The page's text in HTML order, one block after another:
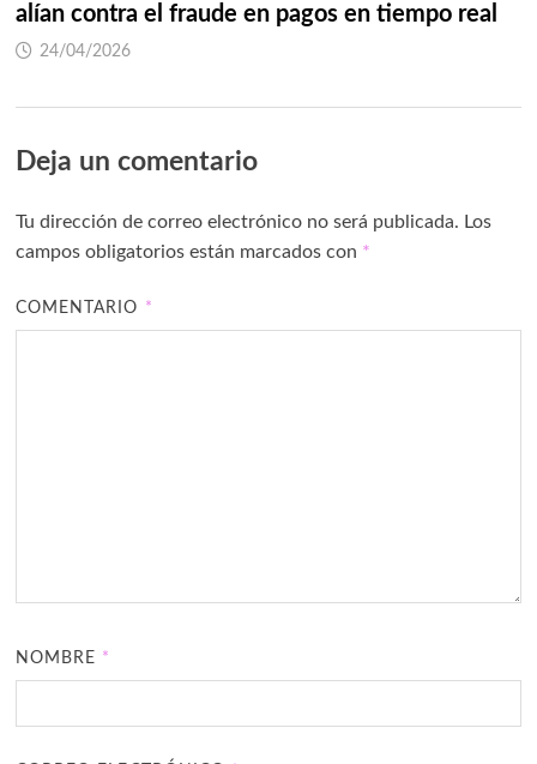
alían contra el fraude en pagos en tiempo real
24/04/2026
Deja un comentario
Tu dirección de correo electrónico no será publicada. Los
campos obligatorios están marcados con *
COMENTARIO *
NOMBRE *